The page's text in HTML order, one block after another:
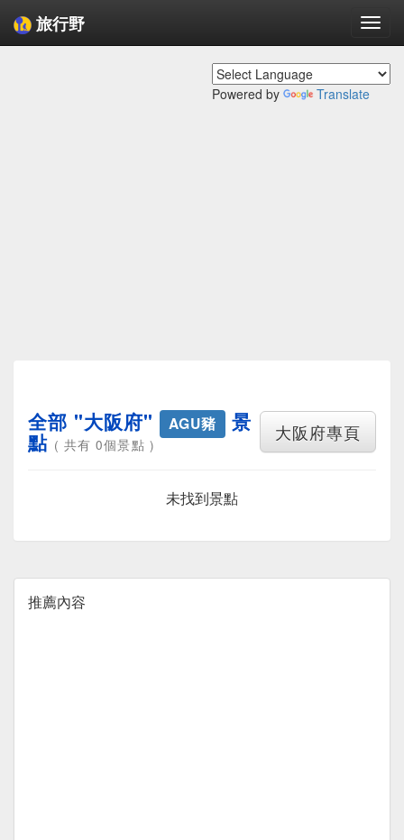
旅行野
Powered by Translate
大阪府專頁
全部 "大阪府" AGU豬 景
點 ( 共有 0個景點 )
未找到景點
推薦內容